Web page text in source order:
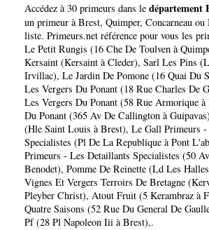
Accédez à 30 primeurs dans le département
un primeur àBrest, Quimper, Concarneau ou
liste. Primeurs.net référence pour vous les
Le Petit Rungis (16 Che De Toulven à
Kersaint (Kersaint à Cleder), Sarl Les Pins
Irvillac), Le Jardin De Pomone (16 Quai Du
Les Vergers Du Ponant (18 Rue Charles De
Les Vergers Du Ponant (58 Rue Armorique à
Du Ponant (365 Av De Callington à Guipavas)
(Hle Saint Louis à Brest), Le Gall Primeurs
Specialistes (Pl De La Republique à Pont
Primeurs - Les Detaillants Specialistes (50
Benodet), Pomme De Reinette (Ld Les
Vignes Et Vergers Terroirs De Bretagne
Pleyber Christ), Atout Fruit (5 Kerambraz à
Quatre Saisons (52 Rue Du General De
Pf (28 Pl Napoleon Iii à Brest),.